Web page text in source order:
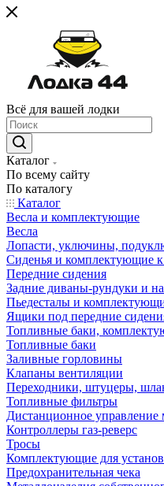
Всё для вашей лодки
Каталог
По всему сайту
По каталогу
Каталог
Весла и комплектующие
Весла
Лопасти, уключины,
Сиденья и комплектующие
Передние сидения
Задние диваны-рундуки и
Пьедесталы и
Ящики под передние
Топливные баки,
Топливные баки
Заливные горловины
Клапаны вентиляции
Переходники, штуцеры,
Топливные фильтры
Дистанционное управление
Контроллеры газ-реверс
Тросы
Комплектующие для
Предохранительная чека